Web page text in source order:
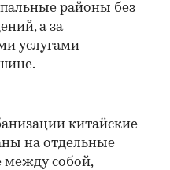
районы без
а за
услугами
китайские
на отдельные
между собой,